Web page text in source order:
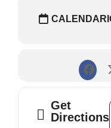
Get
Directions